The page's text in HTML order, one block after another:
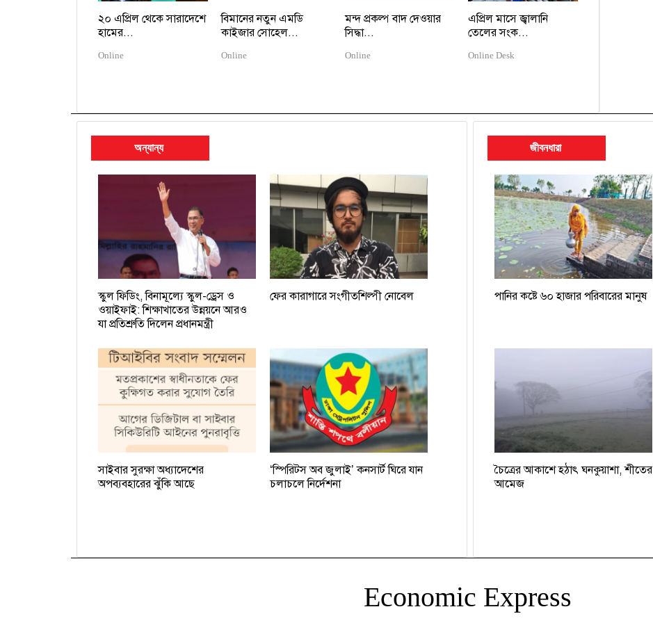
২০ এপ্রিল থেকে সারাদেশে
হামের...
Online
বিমানের নতুন এমডি
কাইজার সোহেল...
Online
মন্দ প্রকল্প বাদ দেওয়ার
সিদ্ধা...
Online
এপ্রিল মাসে জ্বালানি
তেলের সংক...
Online Desk
অন্যান্য
স্কুল ফিডিং, বিনামূল্যে স্কুল-ড্রেস ও
ওয়াইফাই: শিক্ষাখাতের উন্নয়নে আরও
যা প্রতিশ্রুতি দিলেন প্রধানমন্ত্রী
ফের কারাগারে সংগীতশিল্পী নোবেল
সাইবার সুরক্ষা অধ্যাদেশের
অপব্যবহারের ঝুঁকি আছে
‘স্পিরিটস অব জুলাই’ কনসার্ট ঘিরে যান
চলাচলে নির্দেশনা
জীবনধারা
পানির কষ্টে ৬০ হাজার পরিবারের মানুষ
চৈত্রের আকাশে হঠাৎ ঘনকুয়াশা, শীতের
আমেজ
Economic Express